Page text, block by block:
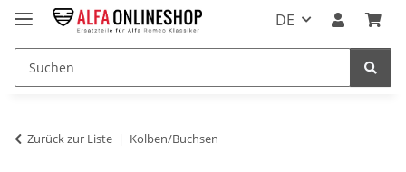
DE
Zurück zur Liste Kolben/Buchsen